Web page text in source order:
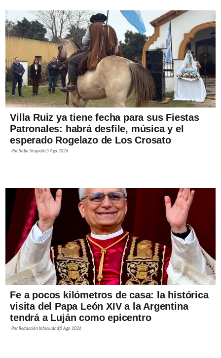
Villa Ruiz ya tiene fecha para sus Fiestas
Patronales: habrá desfile, música y el
esperado Rogelazo de Los Crosato
PorSofía Stupiello5 Ago 2026
Fe a pocos kilómetros de casa: la histórica
visita del Papa León XIV a la Argentina
tendrá a Luján como epicentro
PorRedacción Infociudad5 Ago 2026